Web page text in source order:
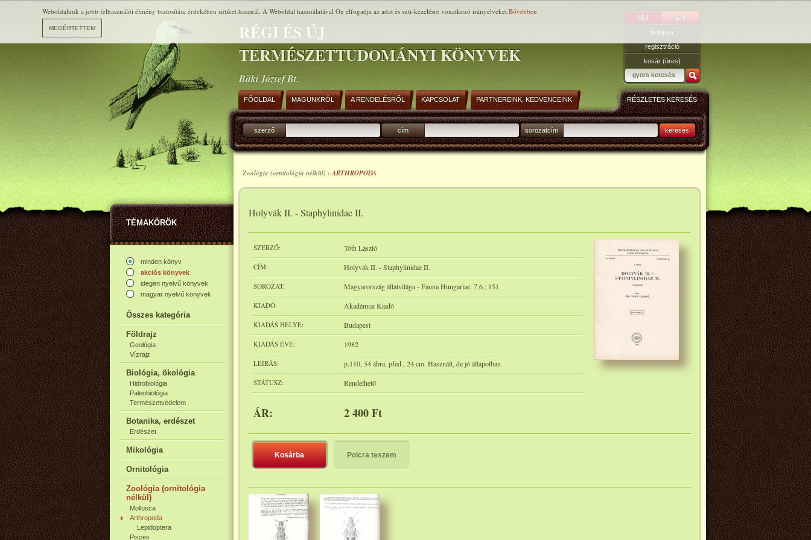
RÉGI ÉS ÚJ
TERMÉSZETTUDOMÁNYI KÖNYVEK
Büki József Bt.
HU EN
belépés
regisztráció
kosár (üres)
TÉMAKÖRÖK
minden könyv
akciós könyvek
idegen nyelvű könyvek
magyar nyelvű könyvek
Összes kategória
Földrajz
Geológia
Vízrajz
Biológia, ökológia
Hidrobiológia
Paleobiológia
Természetvédelem
Botanika, erdészet
Erdészet
Mikológia
Ornitológia
Zoológia (ornitológia
nélkül)
Mollusca
Arthropoda
Lepidoptera
Pisces
FŐOLDAL MAGUNKRÓL A RENDELÉSRŐL KAPCSOLAT PARTNEREINK, KEDVENCEINK RÉSZLETES KERESÉS
szerző cím sorozatcím keresés
Zoológia (ornitológia nélkül) ›ARTHROPODA
Holyvák II. - Staphylinidae II.
SZERZŐ: Tóth László
CÍM: Holyvák II. - Staphylinidae II.
SOROZAT: Magyarország állatvilága - Fauna Hungariae: 7.6.; 151.
KIADÓ: Akadémiai Kiadó
KIADÁS HELYE: Budapest
KIADÁS ÉVE: 1982
LEÍRÁS: p.110, 54 ábra, pfed., 24 cm. Használt, de jó állapotban
STÁTUSZ: Rendelhető
ÁR: 2 400 Ft
Kosárba Polcra teszem
Weboldalunk a jobb felhasználói élmény biztosítása érdekében sütiket használ. A Weboldal használatával Ön elfogadja az adat és süti-kezelésre vonatkozó irányelveket.Bővebben